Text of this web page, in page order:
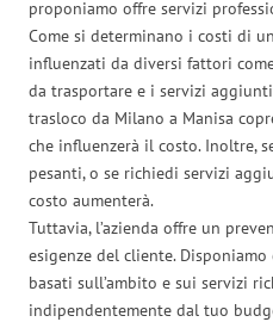
proponiamo offre servizi
Come si determinano i costi di
influenzati da diversi fattori
da trasportare e i servizi
trasloco da Milano a Manisa
che influenzerà il costo. Inoltre,
pesanti, o se richiedi servizi
costo aumenterà.
Tuttavia, l’azienda offre un
esigenze del cliente.
basati sull’ambito e sui servizi
indipendentemente dal tuo